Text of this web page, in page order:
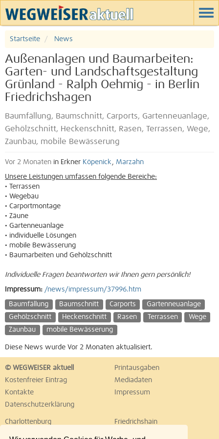
Startseite News
Außenanlagen und Baumarbeiten:
Garten- und Landschaftsgestaltung
Grünland - Ralph Oehmig - in Berlin
Friedrichshagen
Baumfällung, Baumschnitt, Carports, Gartenneuanlage,
Gehölzschnitt, Heckenschnitt, Rasen, Terrassen, Wege,
Zaunbau, mobile Bewässerung
Vor 2 Monaten in Erkner Köpenick, Marzahn
Unsere Leistungen umfassen folgende Bereiche:
• Terrassen
• Wegebau
• Carportmontage
• Zäune
• Gartenneuanlage
• individuelle Lösungen
• mobile Bewässerung
• Baumarbeiten und Gehölzschnitt
Individuelle Fragen beantworten wir Ihnen gern persönlich!
Impressum: /news/impressum/37996.htm
Baumfällung Baumschnitt Carports
Gartenneuanlage
Gehölzschnitt
Heckenschnitt Rasen Terrassen
Wege
Zaunbau
mobile Bewässerung
Diese News wurde Vor 2 Monaten aktualisiert.
© WEGWEISER aktuell
Printausgaben
Kostenfreier Eintrag
Mediadaten
Kontakte
Impressum
Datenschutzerklärung
Charlottenburg
Friedrichshain